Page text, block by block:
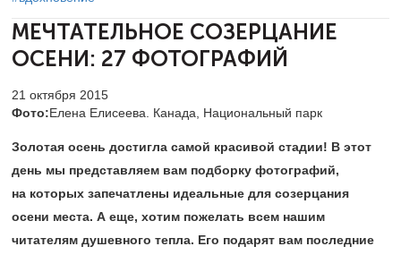
МЕЧТАТЕЛЬНОЕ СОЗЕРЦАНИЕ
ОСЕНИ: 27 ФОТОГРАФИЙ
21 октября 2015
Фото:Елена Елисеева. Канада, Национальный парк
Золотая осень достигла самой красивой стадии​! В этот
день мы представляем вам подборку фотографий,
на которых запечатлены идеальные для созерцания
осени места. А еще, хотим пожелать всем нашим
читателям душевного тепла. Его подарят вам последние